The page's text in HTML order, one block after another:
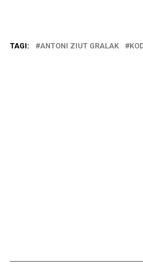
TAGI: ANTONI ZIUT GRALAK